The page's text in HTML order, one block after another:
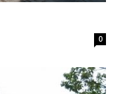
0